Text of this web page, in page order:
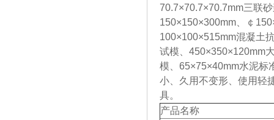
70.7×70.7×70.7mm三联
150×150×300mm、￠
100×100×515mm混凝土
试模、450×350×120mm
模、65×75×40mm水泥标
小、久用不变形、使用轻
具。
产品名称